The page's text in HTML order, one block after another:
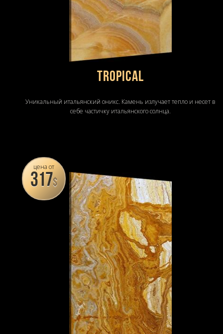
TROPICAL
Уникальный итальянский оникс. Камень излучает тепло и несет в
себе частичку итальянского солнца.
цена от
317$